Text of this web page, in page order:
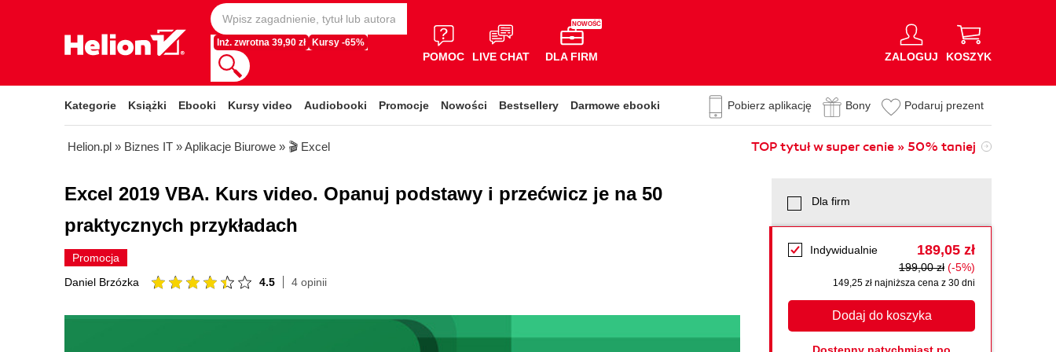
Inż. zwrotna 39,90 zł Kursy -65%
POMOC LIVE CHAT
NOWOŚĆ
DLA FIRM ZALOGUJ KOSZYK
Kategorie Książki Ebooki Kursy video Audiobooki Promocje Nowości Bestsellery Darmowe ebooki Pobierz aplikację Bony Podaruj prezent
Helion.pl » Biznes IT »Aplikacje Biurowe » 🎬 Excel TOP tytuł w super cenie » 50% taniej
Excel 2019 VBA. Kurs video. Opanuj podstawy i przećwicz je na 50
praktycznych przykładach
Promocja
Daniel Brzózka
4.5 4 opinii
Dla firm
Indywidualnie 189,05 zł
199,00 zł (-5%)
149,25 zł najniższa cena z 30 dni
Dodaj do koszyka